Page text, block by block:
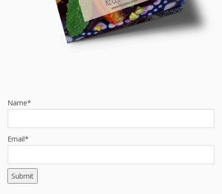
Name*
Email*